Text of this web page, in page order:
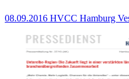
08.09.2016 HVCC Hamburg